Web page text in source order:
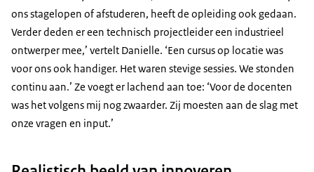
ons stagelopen of afstuderen, heeft de opleiding ook gedaan.
Verder deden er een technisch projectleider een industrieel
ontwerper mee,’ vertelt Danielle. ‘Een cursus op locatie was
voor ons ook handiger. Het waren stevige sessies. We stonden
continu aan.’ Ze voegt er lachend aan toe: ‘Voor de docenten
was het volgens mij nog zwaarder. Zij moesten aan de slag met
onze vragen en input.’